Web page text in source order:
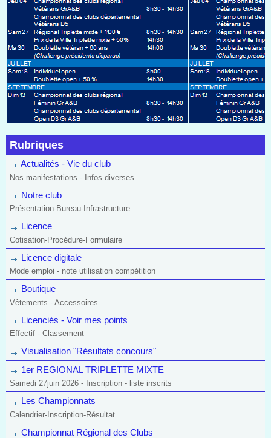
Rubriques
Actualités - Vie du club
Nos manifestations - Infos diverses
Notre club
Présentation-Bureau-Infrastructure
Licence
Cotisation-Procédure-Formulaire
Licence digitale
Mode emploi - note utilisation compétition
Boutique
Vêtements - Accessoires
Licenciés - Voir mes points
Effectif - Classement
Visualisation "Résultats concours"
1er REGIONAL TRIPLETTE MIXTE
Samedi 27juin 2026 - Inscription - liste inscrits
Les Championnats
Calendrier-Inscription-Résultat
Championnat Régional des Clubs